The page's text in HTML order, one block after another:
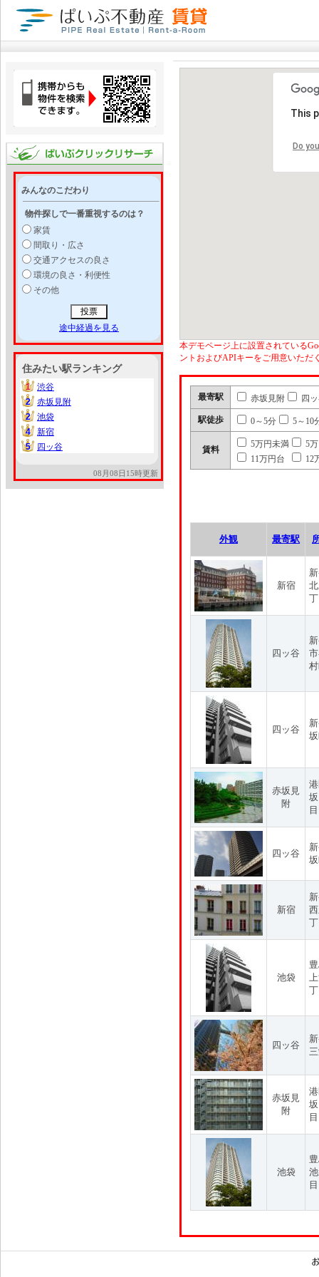
みんなのこだわり
物件探しで一番重視するのは？
家賃
間取り・広さ
交通アクセスの良さ
環境の良さ・利便性
その他
途中経過を見る
住みたい駅ランキング
1
1
渋谷
2
2
赤坂見附
2
2
池袋
4
4
新宿
5
5 四ッ谷
08月08日15時更新
This
Do
本デモページ上に設置されている
ントおよびAPIキーをご用意いただ
最寄駅 赤坂見附 四
駅徒歩 0～5分 5～10
賃料
5万円未満
5
11万円台
12
外観 最寄駅
新宿
四ッ谷
四ッ谷
赤坂見
附
目
四ッ谷
新宿
池袋
四ッ谷
赤坂見
附
目
池袋
目